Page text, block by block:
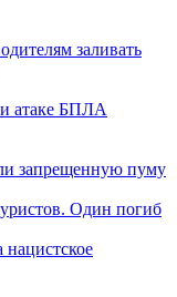
заливать
атаке БПЛА
запрещенную пуму
Один погиб